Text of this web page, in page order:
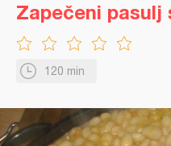
120 min
Zapečeni pasulj